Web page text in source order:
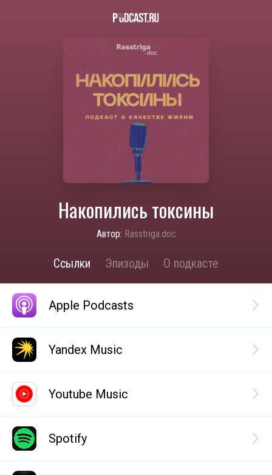
Накопились токсины
Автор: Rasstriga.doc
Ссылки Эпизоды О подкасте
Apple Podcasts
Yandex Music
Youtube Music
Spotify